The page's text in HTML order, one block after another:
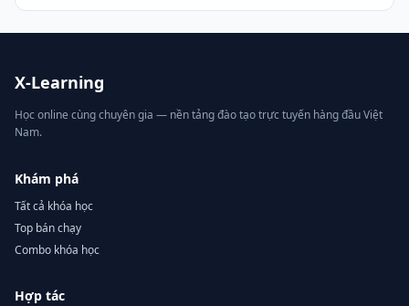
X-Learning
Học online cùng chuyên gia — nền tảng đào tạo trực tuyến hàng đầu Việt
Nam.
Khám phá
Tất cả khóa học
Top bán chạy
Combo khóa học
Hợp tác